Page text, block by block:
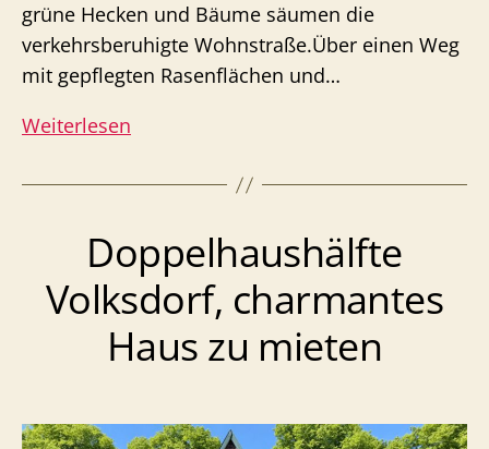
grüne Hecken und Bäume säumen die
verkehrsberuhigte Wohnstraße.Über einen Weg
mit gepflegten Rasenflächen und…
Weiterlesen
Privatsphäre
Atriumfeeling
Doppelhaushälfte
Volksdorf, charmantes
Haus zu mieten